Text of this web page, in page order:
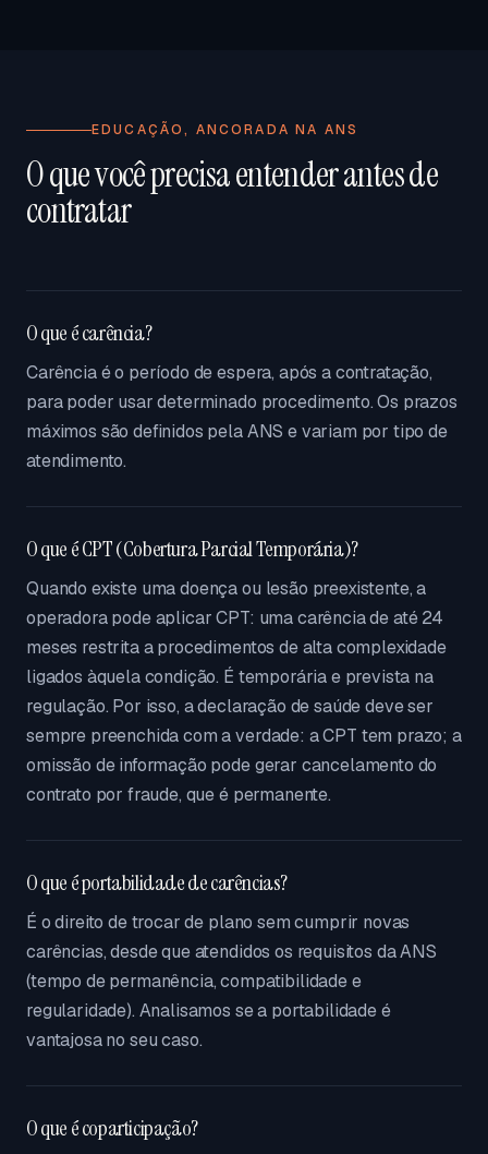
EDUCAÇÃO, ANCORADA NA ANS
O que você precisa entender antes de
contratar
O que é carência?
Carência é o período de espera, após a contratação,
para poder usar determinado procedimento. Os prazos
máximos são definidos pela ANS e variam por tipo de
atendimento.
O que é CPT (Cobertura Parcial Temporária)?
Quando existe uma doença ou lesão preexistente, a
operadora pode aplicar CPT: uma carência de até 24
meses restrita a procedimentos de alta complexidade
ligados àquela condição. É temporária e prevista na
regulação. Por isso, a declaração de saúde deve ser
sempre preenchida com a verdade: a CPT tem prazo; a
omissão de informação pode gerar cancelamento do
contrato por fraude, que é permanente.
O que é portabilidade de carências?
É o direito de trocar de plano sem cumprir novas
carências, desde que atendidos os requisitos da ANS
(tempo de permanência, compatibilidade e
regularidade). Analisamos se a portabilidade é
vantajosa no seu caso.
O que é coparticipação?